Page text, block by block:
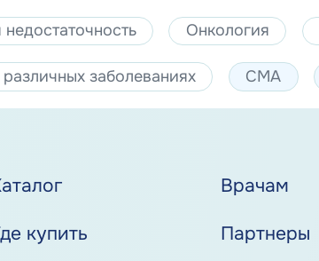
Онкология
заболеваниях СМА
Врачам
купить Партнеры